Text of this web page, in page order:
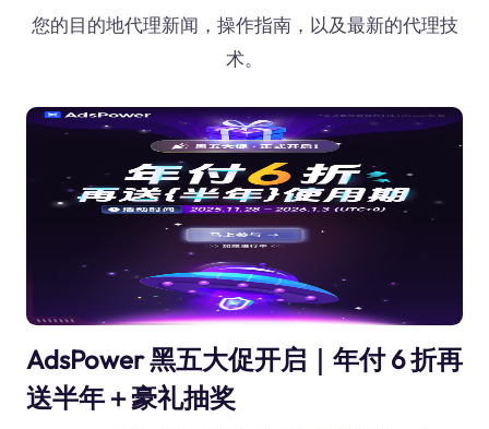
您的目的地代理新闻，操作指南，以及最新的代理技
术。
AdsPower 黑五大促开启｜年付 6 折再
送半年＋豪礼抽奖